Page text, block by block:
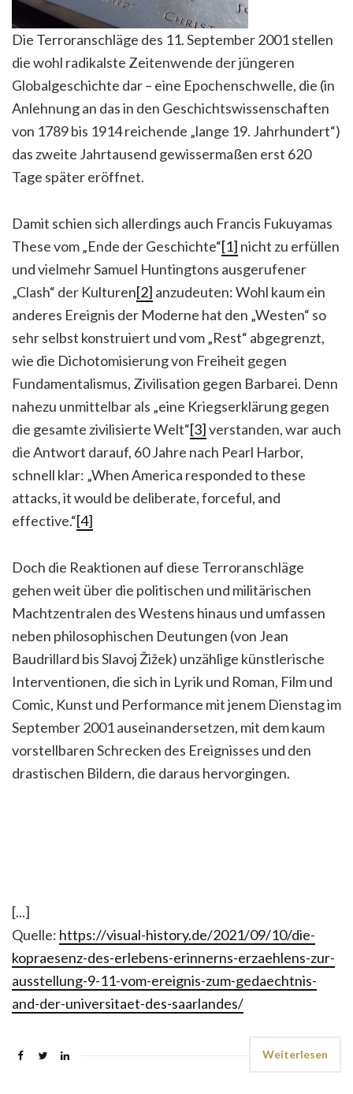
Die Terroranschläge des 11. September 2001 stellen
die wohl radikalste Zeitenwende der jüngeren
Globalgeschichte dar – eine Epochenschwelle, die (in
Anlehnung an das in den Geschichtswissenschaften
von 1789 bis 1914 reichende „lange 19. Jahrhundert“)
das zweite Jahrtausend gewissermaßen erst 620
Tage später eröffnet.
Damit schien sich allerdings auch Francis Fukuyamas
These vom „Ende der Geschichte“[1] nicht zu erfüllen
und vielmehr Samuel Huntingtons ausgerufener
„Clash“ der Kulturen[2] anzudeuten: Wohl kaum ein
anderes Ereignis der Moderne hat den „Westen“ so
sehr selbst konstruiert und vom „Rest“ abgegrenzt,
wie die Dichotomisierung von Freiheit gegen
Fundamentalismus, Zivilisation gegen Barbarei. Denn
nahezu unmittelbar als „eine Kriegserklärung gegen
die gesamte zivilisierte Welt“[3]verstanden, war auch
die Antwort darauf, 60 Jahre nach Pearl Harbor,
schnell klar: „When America responded to these
attacks, it would be deliberate, forceful, and
effective.“[4]
Doch die Reaktionen auf diese Terroranschläge
gehen weit über die politischen und militärischen
Machtzentralen des Westens hinaus und umfassen
neben philosophischen Deutungen (von Jean
Baudrillard bis Slavoj Žižek) unzählige künstlerische
Interventionen, die sich in Lyrik und Roman, Film und
Comic, Kunst und Performance mit jenem Dienstag im
September 2001 auseinandersetzen, mit dem kaum
vorstellbaren Schrecken des Ereignisses und den
drastischen Bildern, die daraus hervorgingen.
[...]
Quelle: https://visual-history.de/2021/09/10/die-
kopraesenz-des-erlebens-erinnerns-erzaehlens-zur-
ausstellung-9-11-vom-ereignis-zum-gedaechtnis-
and-der-universitaet-des-saarlandes/
Weiterlesen